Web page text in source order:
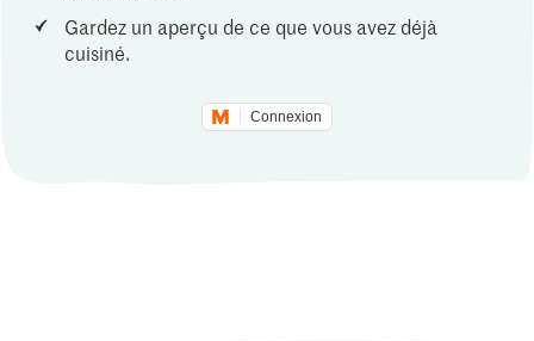
Gardez un aperçu de ce que vous avez déjà
cuisiné.
Connexion